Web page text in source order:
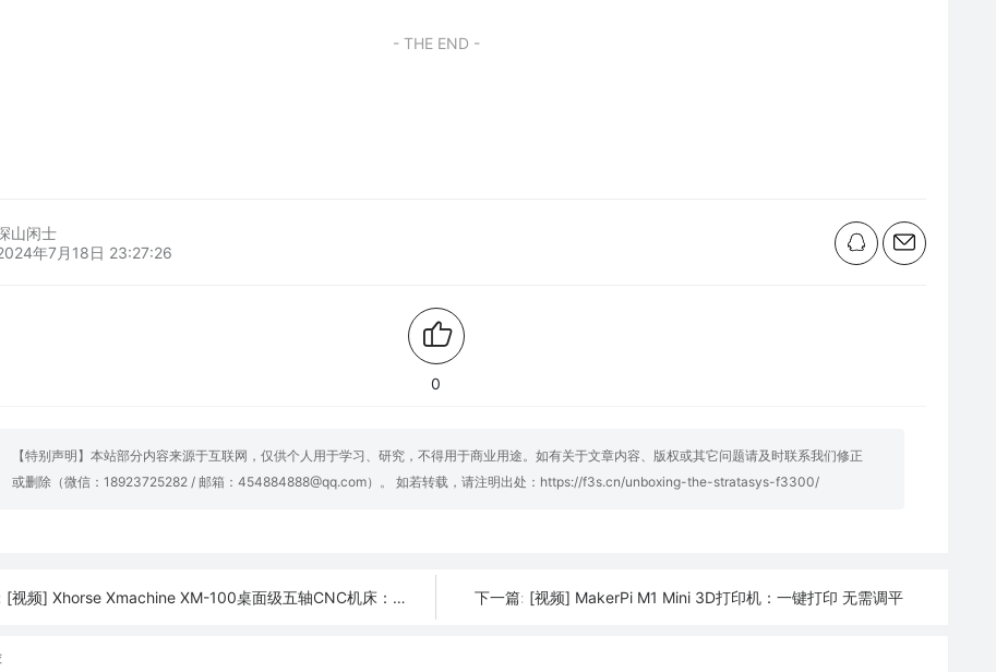
- THE END -
山闲士
年7月18日 23:27:26
0
【特别声明】本站部分内容来源于互联网，仅供个人用于学习、研究，不得用于商业用途。如有关于文章内容、版权或其它问题请及时联系我们修正
或删除（微信：18923725282 / 邮箱：454884888@qq.com）。 如若转载，请注明出处： https://f3s.cn/unboxing-the-stratasys-f3300/
[视频] Xhorse Xmachine XM-100桌面级五轴CNC机床：卓越的精度和效率 下一篇: [视频] MakerPi M1 Mini 3D打印机：一键打印 无需调平